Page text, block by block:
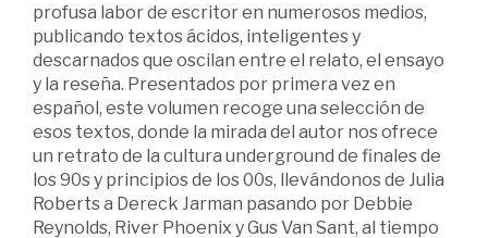
profusa labor de escritor en numerosos medios,
publicando textos ácidos, inteligentes y
descarnados que oscilan entre el relato, el ensayo
y la reseña. Presentados por primera vez en
español, este volumen recoge una selección de
esos textos, donde la mirada del autor nos ofrece
un retrato de la cultura underground de finales de
los 90s y principios de los 00s, llevándonos de Julia
Roberts a Dereck Jarman pasando por Debbie
Reynolds, River Phoenix y Gus Van Sant, al tiempo